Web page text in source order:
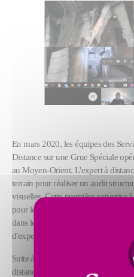
En mars 2020, les équipes des
Distance sur une Grue Spéciale
au Moyen-Orient. L'expert à
terrain pour réaliser un audit
visuelles. Cette première expertise
pour le client: la présence virtuelle
dans le maintien de l'audit prévu,
d'expert conduisant à des gains
Suite à cette première mise en
distance pourraient être envisagées